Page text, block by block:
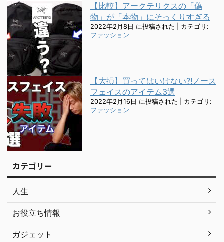
【比較】アークテリクスの「偽
物」が「本物」にそっくりすぎる
2022年2月8日 に投稿された
カテゴリ:
ファッション
【大損】買ってはいけない?!ノース
フェイスのアイテム3選
2022年2月16日 に投稿された
カテゴリ:
ファッション
カテゴリー
人生
お役立ち情報
ガジェット